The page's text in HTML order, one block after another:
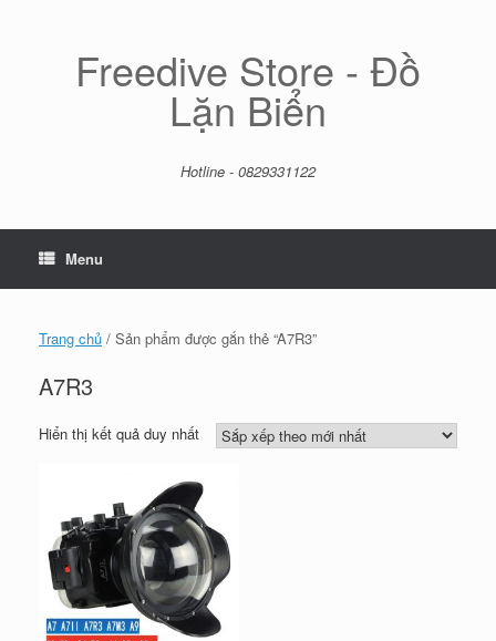
Freedive Store - Đồ
Lặn Biển
Hotline - 0829331122
Menu
Trang chủ / Sản phẩm được gắn thẻ “A7R3”
A7R3
Hiển thị kết quả duy nhất